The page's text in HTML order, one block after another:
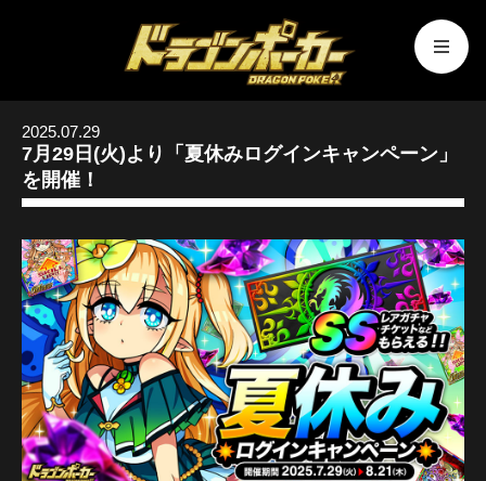
2025.07.29
7月29日(火)より「夏休みログインキャンペーン」
を開催！